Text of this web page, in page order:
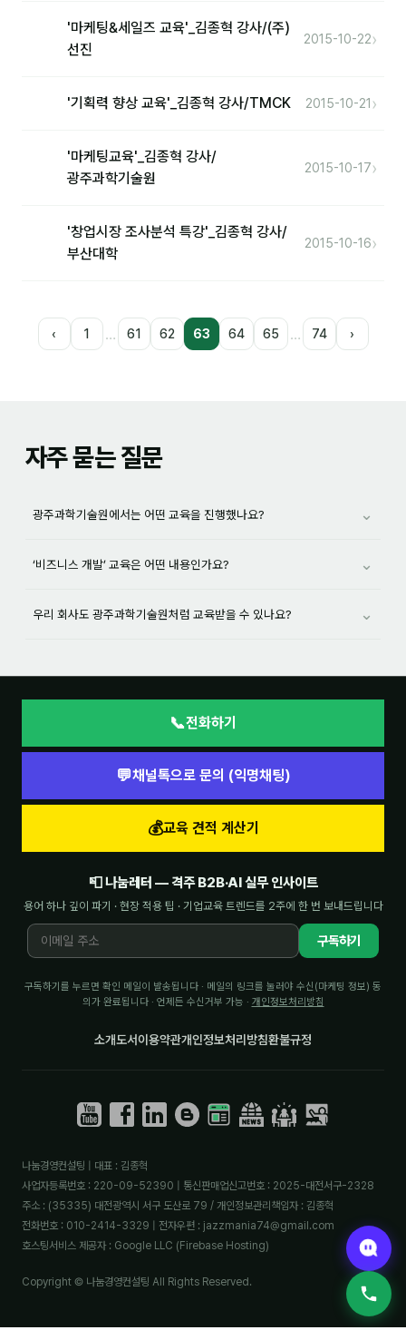
'마케팅&세일즈 교육'_김종혁 강사/(주)
선진
2015-10-22›
'기획력 향상 교육'_김종혁 강사/TMCK 2015-10-21 ›
'마케팅교육'_김종혁 강사/
광주과학기술원
2015-10-17›
'창업시장 조사분석 특강'_김종혁 강사/
부산대학
2015-10-16›
‹ 1 … 61 62 63 64 65 … 74 ›
자주 묻는 질문
광주과학기술원에서는 어떤 교육을 진행했나요? ⌄
‘비즈니스 개발’ 교육은 어떤 내용인가요? ⌄
우리 회사도 광주과학기술원처럼 교육받을 수 있나요? ⌄
📞전화하기
💬채널톡으로 문의 (익명채팅)
💰교육 견적 계산기
📮 나눔레터 — 격주 B2B·AI 실무 인사이트
용어 하나 깊이 파기 · 현장 적용 팁 · 기업교육 트렌드를 2주에 한 번 보내드립니다
구독하기
구독하기를 누르면 확인 메일이 발송됩니다 · 메일의 링크를 눌러야 수신(마케팅 정보) 동
의가 완료됩니다 · 언제든 수신거부 가능 · 개인정보처리방침
소개도서이용약관개인정보처리방침환불규정
나눔경영컨설팅 | 대표 : 김종혁
사업자등록번호 : 220-09-52390 | 통신판매업신고번호 : 2025-대전서구-2328
주소 : (35335) 대전광역시 서구 도산로 79 / 개인정보관리책임자 : 김종혁
전화번호 : 010-2414-3329 | 전자우편 : jazzmania74@gmail.com
호스팅서비스 제공자 : Google LLC (Firebase Hosting)
Copyright © 나눔경영컨설팅 All Rights Reserved.